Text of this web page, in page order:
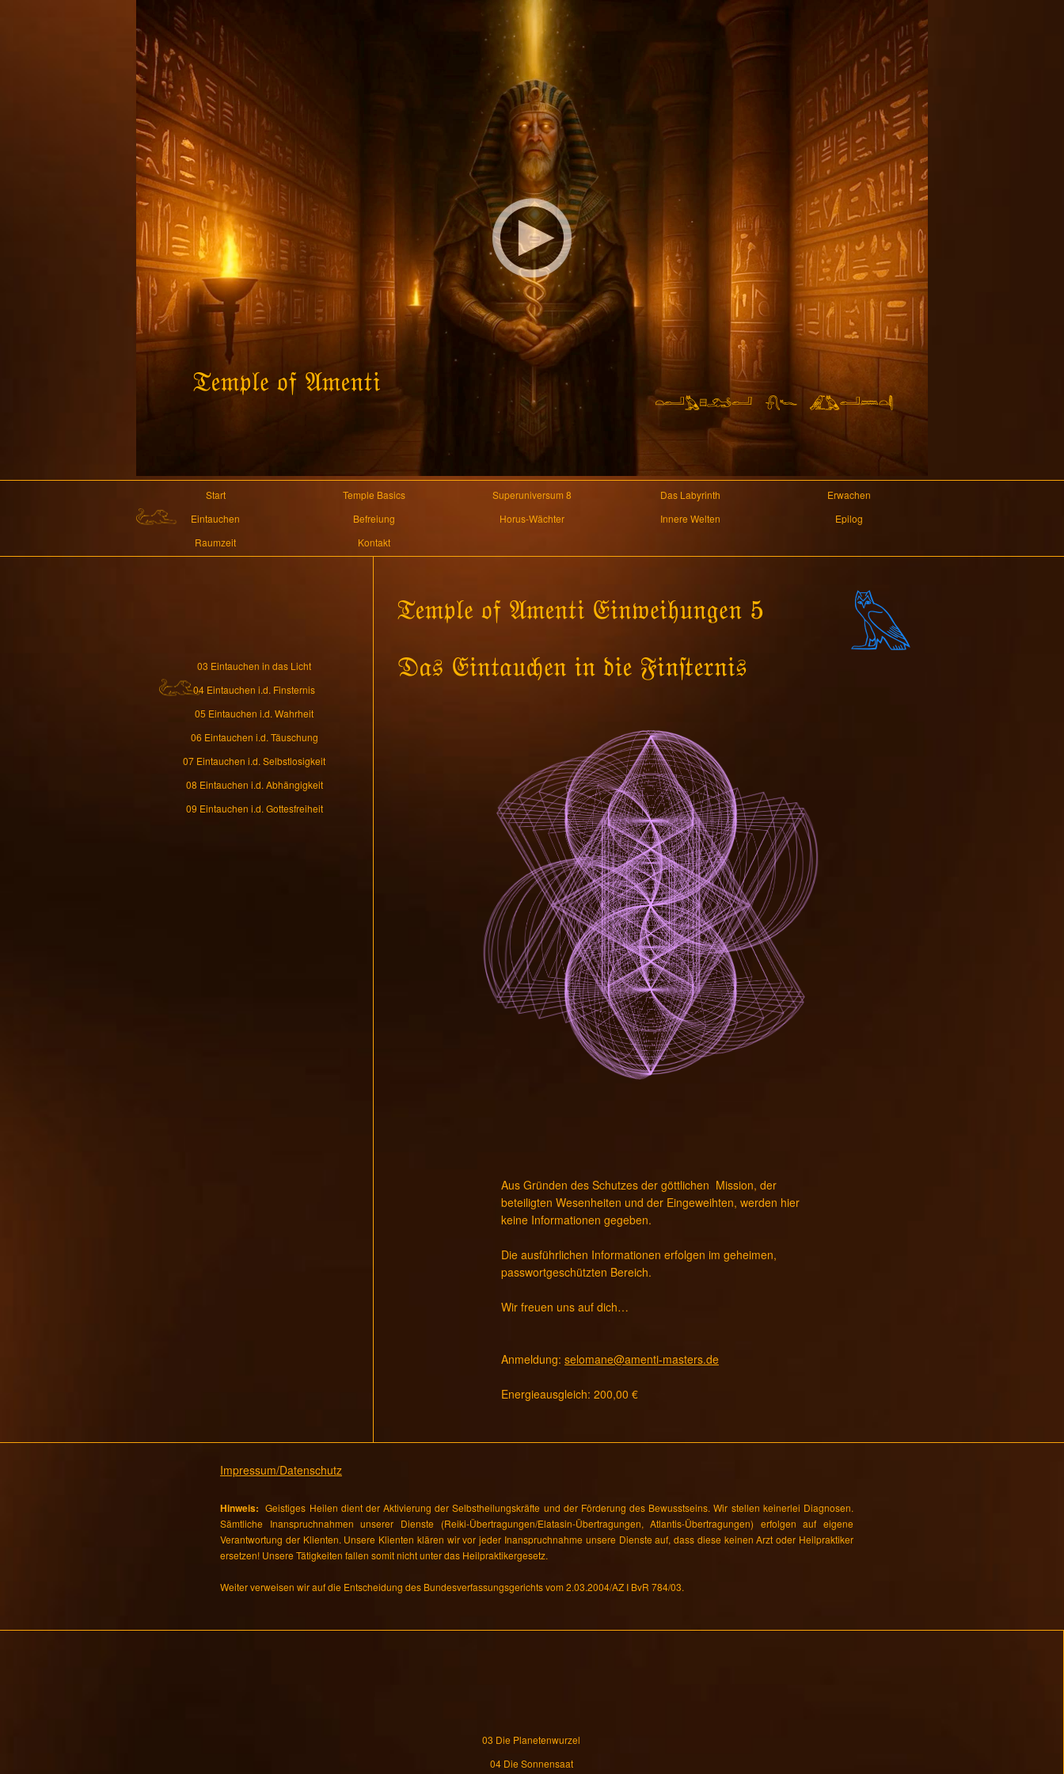
Start Temple Basics Superuniversum 8 Das Labyrinth
Erwachen
Eintauchen
Befreiung Horus-Wächter Innere Welten
Epilog
Raumzeit
Kontakt
03 Eintauchen in das Licht
04 Eintauchen i.d. Finsternis
05 Eintauchen i.d. Wahrheit
06 Eintauchen i.d. Täuschung
07 Eintauchen i.d. Selbstlosigkeit
08 Eintauchen i.d. Abhängigkeit
09 Eintauchen i.d. Gottesfreiheit
Aus Gründen des Schutzes der göttlichen Mission, der
beteiligten Wesenheiten und der Eingeweihten, werden hier
keine Informationen gegeben.
Die ausführlichen Informationen erfolgen im geheimen,
passwortgeschützten Bereich.
Wir freuen uns auf dich…
Anmeldung: selomane@amenti-masters.de
Energieausgleich: 200,00 €
Impressum/Datenschutz
Hinweis: Geistiges Heilen dient der Aktivierung der Selbstheilungskräfte und der Förderung des Bewusstseins. Wir stellen keinerlei Diagnosen.
Sämtliche Inanspruchnahmen unserer Dienste (Reiki-Übertragungen/Elatasin-Übertragungen, Atlantis-Übertragungen) erfolgen auf eigene
Verantwortung der Klienten. Unsere Klienten klären wir vor jeder Inanspruchnahme unsere Dienste auf, dass diese keinen Arzt oder Heilpraktiker
ersetzen! Unsere Tätigkeiten fallen somit nicht unter das Heilpraktikergesetz.
Weiter verweisen wir auf die Entscheidung des Bundesverfassungsgerichts vom 2.03.2004/AZ I BvR 784/03.
03 Die Planetenwurzel
04 Die Sonnensaat